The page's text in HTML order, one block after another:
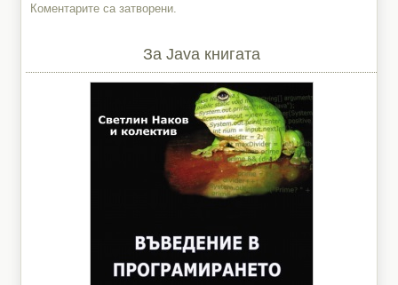
Коментарите са затворени.
За Java книгата